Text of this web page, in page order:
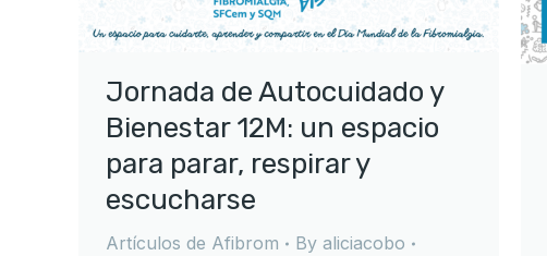
Jornada de Autocuidado y
Bienestar 12M: un espacio
para parar, respirar y
escucharse
Artículos de Afibrom By aliciacobo